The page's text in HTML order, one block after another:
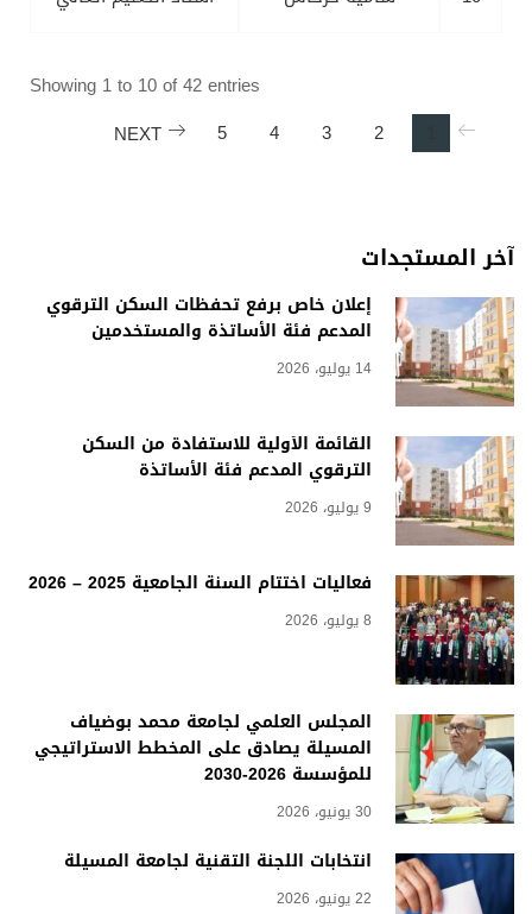
Showing 1 to 10 of 42 entries
2
3
4
5
NEXT
آخر المستجدات
إعلان خاص برفع تحفظات السكن الترقوي
المدعم فئة الأساتذة والمستخدمين
14 يوليو، 2026
القائمة الأولية للاستفادة من السكن
الترقوي المدعم فئة الأساتذة
9 يوليو، 2026
فعاليات اختتام السنة الجامعية 2025 – 2026
8 يوليو، 2026
المجلس العلمي لجامعة محمد بوضياف
المسيلة يصادق على المخطط الاستراتيجي
للمؤسسة 2026-2030
30 يونيو، 2026
انتخابات اللجنة التقنية لجامعة المسيلة
22 يونيو، 2026